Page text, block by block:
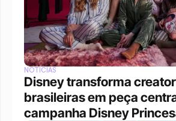
NOTÍCIAS
Disney transforma
brasileiras em peça
campanha Disney